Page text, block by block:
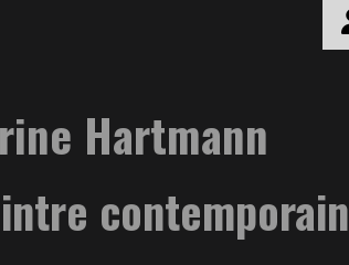
Hartmann
contemporain